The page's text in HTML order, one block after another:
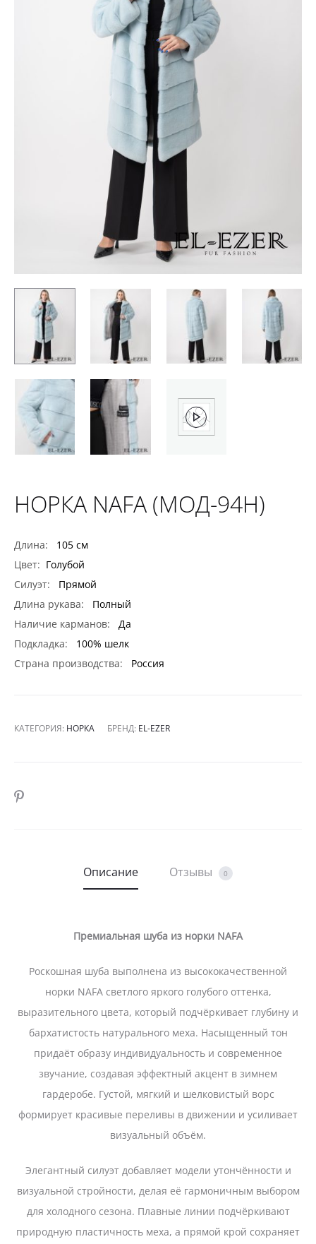
НОРКА NAFA (МОД-94Н)
Длина: 105 см
Цвет: Голубой
Силуэт: Прямой
Длина рукава: Полный
Наличие карманов: Да
Подкладка: 100% шелк
Страна производства: Россия
КАТЕГОРИЯ: НОРКА БРЕНД: EL-EZER
SHARE
Описание Отзывы 0
Премиальная шуба из норки NAFA
Роскошная шуба выполнена из высококачественной
норки NAFA светлого яркого голубогооттенка,
выразительного цвета, который подчёркивает глубину и
бархатистость натурального меха. Насыщенный тон
придаёт образу индивидуальность и современное
звучание, создавая эффектный акцент в зимнем
гардеробе. Густой, мягкий и шелковистый ворс
формирует красивые переливы в движении и усиливает
визуальный объём.
Элегантный силуэт добавляет модели утончённости и
визуальной стройности, делая её гармоничным выбором
для холодного сезона. Плавные линии подчёркивают
природную пластичность меха, а прямой крой сохраняет